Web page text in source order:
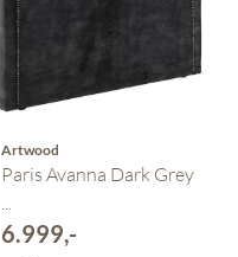
Artwood
Paris Avanna Dark Grey
6.999,-